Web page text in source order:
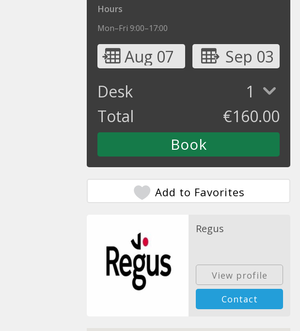
Hours
Mon–Fri 9:00–17:00
Aug 07
Sep 03
Desk
1
Total
€160.00
Add to Favorites
Regus
View profile
Contact